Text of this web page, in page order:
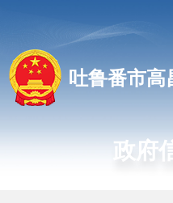
吐鲁番市高
政府